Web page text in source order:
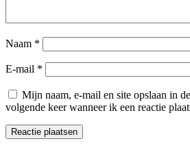
Naam *
E-mail *
Mijn naam, e-mail en site opslaan in
volgende keer wanneer ik een reactie